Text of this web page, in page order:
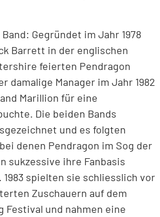
Gegründet im Jahr 1978
Barrett in der englischen
feierten Pendragon
damalige Manager im Jahr 1982
Marillion für eine
Die beiden Bands
und es folgten
denen Pendragon im Sog der
sukzessive ihre Fanbasis
spielten sie schliesslich vor
Zuschauern auf dem
Festival und nahmen eine